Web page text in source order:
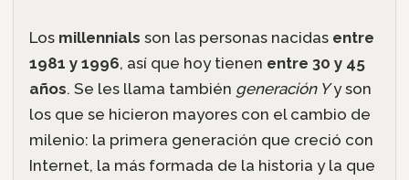
Los millennials son las personas nacidas entre
1981 y 1996, así que hoy tienen entre 30 y 45
años. Se les llama también generación Yy son
los que se hicieron mayores con el cambio de
milenio: la primera generación que creció con
Internet, la más formada de la historia y la que